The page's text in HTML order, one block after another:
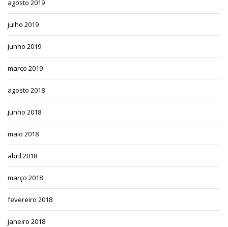
agosto 2019
julho 2019
junho 2019
março 2019
agosto 2018
junho 2018
maio 2018
abril 2018
março 2018
fevereiro 2018
janeiro 2018